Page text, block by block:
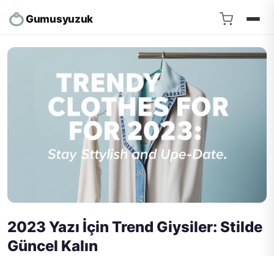
Gumusyuzuk
2023 Yazı İçin Trend Giysiler: Stilde
Güncel Kalın